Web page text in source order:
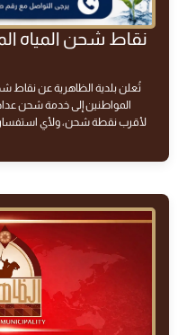
نقاط شحن المياه
تُعلن بلدية الظاهرية عن نقاط
المواطنين إلى خدمة شحن
لأقرب نقطة شحن، ولأي استفسار